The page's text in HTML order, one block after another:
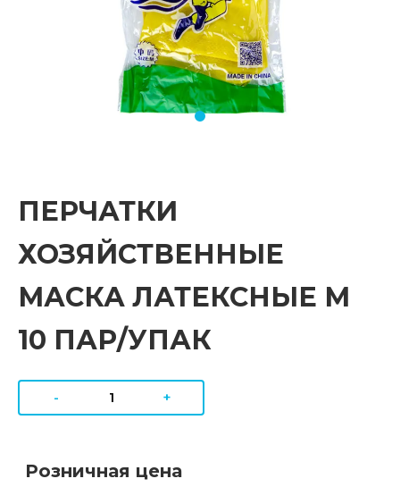
ПЕРЧАТКИ
ХОЗЯЙСТВЕННЫЕ
МАСКА ЛАТЕКСНЫЕ М
10 ПАР/УПАК
- +
Розничная цена